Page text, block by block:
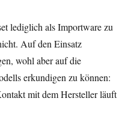
lediglich als Importware zu
Auf den Einsatz
wohl aber auf die
erkundigen zu können:
mit dem Hersteller läuft